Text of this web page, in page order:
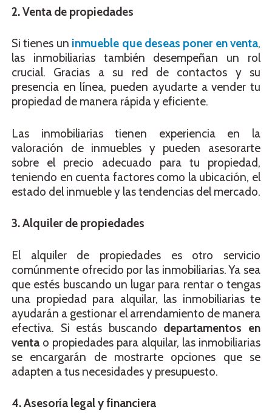
2. Venta de propiedades
Si tienes un inmueble que deseas poner en venta,
las inmobiliarias también desempeñan un rol
crucial. Gracias a su red de contactos y su
presencia en línea, pueden ayudarte a vender tu
propiedad de manera rápida y eficiente.
Las inmobiliarias tienen experiencia en la
valoración de inmuebles y pueden asesorarte
sobre el precio adecuado para tu propiedad,
teniendo en cuenta factores como la ubicación, el
estado del inmueble y las tendencias del mercado.
3. Alquiler de propiedades
El alquiler de propiedades es otro servicio
comúnmente ofrecido por las inmobiliarias. Ya sea
que estés buscando un lugar para rentar o tengas
una propiedad para alquilar, las inmobiliarias te
ayudarán a gestionar el arrendamiento de manera
efectiva. Si estás buscando departamentos en
venta o propiedades para alquilar, las inmobiliarias
se encargarán de mostrarte opciones que se
adapten a tus necesidades y presupuesto.
4. Asesoría legal y financiera